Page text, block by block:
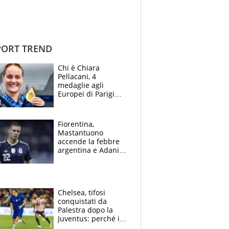
TREND
Chi è Chiara
Pellacani, 4
medaglie agli
Europei di Parigi
giornalista, mamma
insegnante e il
fratello calciatore
Fiorentina,
Mastantuono
accende la febbre
argentina e Adani
Chelsea, tifosi
conquistati da
Palestra dopo la
Juventus: perché i